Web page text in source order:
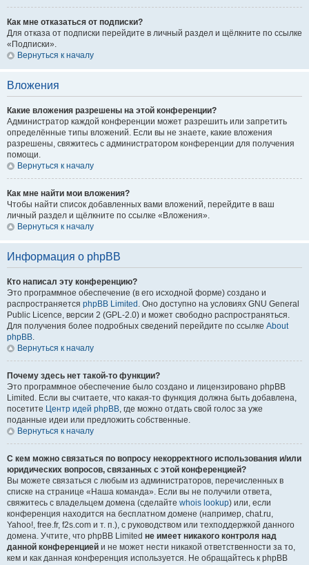
Как мне отказаться от подписки?
Для отказа от подписки перейдите в личный раздел и щёлкните по ссылке
«Подписки».
Вернуться к началу
Вложения
Какие вложения разрешены на этой конференции?
Администратор каждой конференции может разрешить или запретить
определённые типы вложений. Если вы не знаете, какие вложения
разрешены, свяжитесь с администратором конференции для получения
помощи.
Вернуться к началу
Как мне найти мои вложения?
Чтобы найти список добавленных вами вложений, перейдите в ваш
личный раздел и щёлкните по ссылке «Вложения».
Вернуться к началу
Информация о phpBB
Кто написал эту конференцию?
Это программное обеспечение (в его исходной форме) создано и
распространяется phpBB Limited . Оно доступно на условиях GNU General
Public Licence, версии 2 (GPL-2.0) и может свободно распространяться.
Для получения более подробных сведений перейдите по ссылке About
phpBB.
Вернуться к началу
Почему здесь нет такой-то функции?
Это программное обеспечение было создано и лицензировано phpBB
Limited. Если вы считаете, что какая-то функция должна быть добавлена,
посетите Центр идей phpBB, где можно отдать свой голос за уже
поданные идеи или предложить собственные.
Вернуться к началу
С кем можно связаться по вопросу некорректного использования и/или
юридических вопросов, связанных с этой конференцией?
Вы можете связаться с любым из администраторов, перечисленных в
списке на странице «Наша команда». Если вы не получили ответа,
свяжитесь с владельцем домена (сделайте whois lookup) или, если
конференция находится на бесплатном домене (например, chat.ru,
Yahoo!, free.fr, f2s.com и т. п.), с руководством или техподдержкой данного
домена. Учтите, что phpBB Limited не имеет никакого контроля над
данной конференцией и не может нести никакой ответственности за то,
кем и как данная конференция используется. Не обращайтесь к phpBB